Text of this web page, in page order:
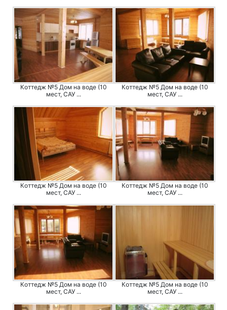
Коттедж №5 Дом на воде (10
мест, САУ ...
Коттедж №5 Дом на воде (10
мест, САУ ...
Коттедж №5 Дом на воде (10
мест, САУ ...
Коттедж №5 Дом на воде (10
мест, САУ ...
Коттедж №5 Дом на воде (10
мест, САУ ...
Коттедж №5 Дом на воде (10
мест, САУ ...